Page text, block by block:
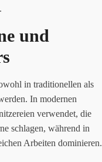
und
in traditionellen als
In modernen
verwendet, die
schlagen, während in
Arbeiten dominieren.